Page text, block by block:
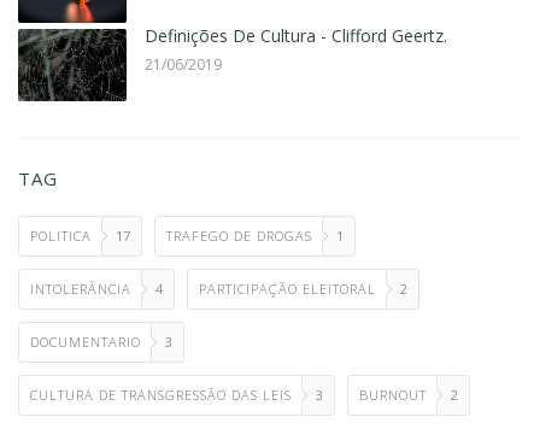
Definições De Cultura - Clifford Geertz.
21/06/2019
TAG
POLITICA 17 TRAFEGO DE DROGAS 1
INTOLERÂNCIA 4 PARTICIPAÇÃO ELEITORAL 2
DOCUMENTARIO 3
CULTURA DE TRANSGRESSÃO DAS LEIS 3 BURNOUT 2